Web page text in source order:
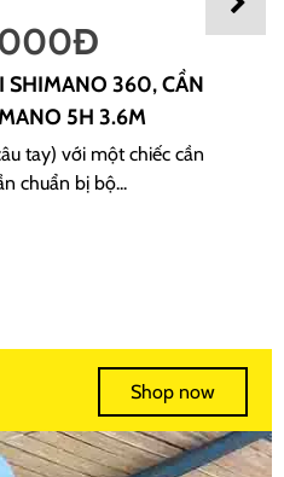
Đ
360, CẦN
5H 3.6M
tay) với một chiếc cần
chuẩn bị bộ...
Shop now